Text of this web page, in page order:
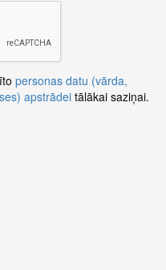
personas datu (vārda,
apstrādei tālākai saziņai.